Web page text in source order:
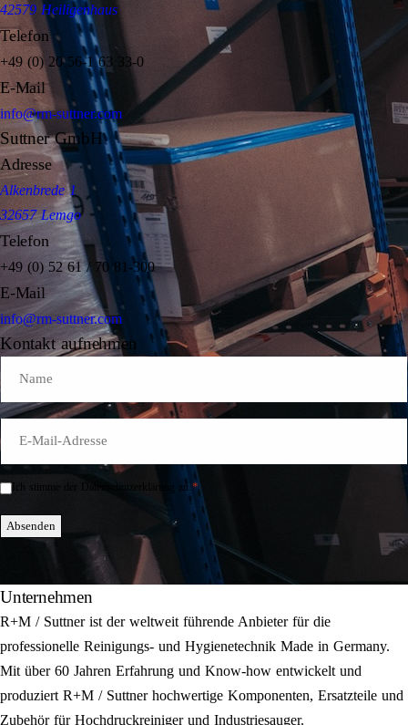
42579 Heiligenhaus
Telefon
+49 (0) 20 56-1 63 33-0
E-Mail
info@rm-suttner.com
Suttner GmbH
Adresse
Alkenbrede 1
32657 Lemgo
Telefon
+49 (0) 52 61 / 70 81-300
E-Mail
info@rm-suttner.com
Kontakt aufnehmen
Mail
Einwilligung
Ich stimme der Datenschutzerklärung zu.*
Absenden
Unternehmen
R+M / Suttner ist der weltweit führende Anbieter für die
professionelle Reinigungs- und Hygienetechnik Made in Germany.
Mit über 60 Jahren Erfahrung und Know-how entwickelt und
produziert R+M / Suttner hochwertige Komponenten, Ersatzteile und
Zubehör für Hochdruckreiniger und Industriesauger.